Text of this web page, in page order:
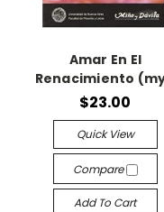
Amar En El
Renacimiento
$23.00
Quick View
Compare
Add To Cart